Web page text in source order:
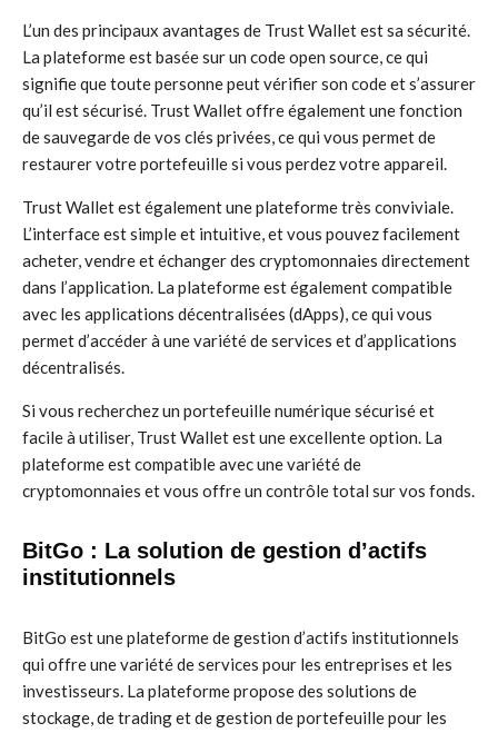
L’un des principaux avantages de Trust Wallet est sa sécurité.
La plateforme est basée sur un code open source, ce qui
signifie que toute personne peut vérifier son code et s’assurer
qu’il est sécurisé. Trust Wallet offre également une fonction
de sauvegarde de vos clés privées, ce qui vous permet de
restaurer votre portefeuille si vous perdez votre appareil.
Trust Wallet est également une plateforme très conviviale.
L’interface est simple et intuitive, et vous pouvez facilement
acheter, vendre et échanger des cryptomonnaies directement
dans l’application. La plateforme est également compatible
avec les applications décentralisées (dApps), ce qui vous
permet d’accéder à une variété de services et d’applications
décentralisés.
Si vous recherchez un portefeuille numérique sécurisé et
facile à utiliser, Trust Wallet est une excellente option. La
plateforme est compatible avec une variété de
cryptomonnaies et vous offre un contrôle total sur vos fonds.
BitGo : La solution de gestion d’actifs
institutionnels
BitGo est une plateforme de gestion d’actifs institutionnels
qui offre une variété de services pour les entreprises et les
investisseurs. La plateforme propose des solutions de
stockage, de trading et de gestion de portefeuille pour les